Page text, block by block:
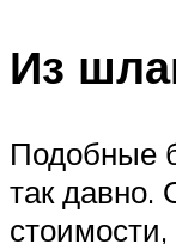
Из
Подобные
так давно.
стоимости,